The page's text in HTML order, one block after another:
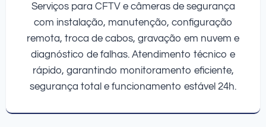
Serviços para CFTV e câmeras de segurança
com instalação, manutenção, configuração
remota, troca de cabos, gravação em nuvem e
diagnóstico de falhas. Atendimento técnico e
rápido, garantindo monitoramento eficiente,
segurança total e funcionamento estável 24h.